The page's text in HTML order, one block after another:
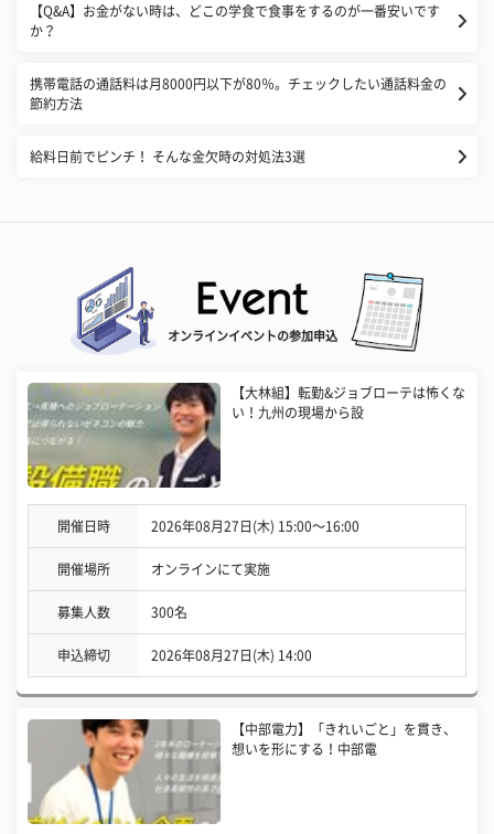
【Q&A】お金がない時は、どこの学食で食事をするのが一番安いです
か？
携帯電話の通話料は月8000円以下が80％。チェックしたい通話料金の
節約方法
給料日前でピンチ！ そんな金欠時の対処法3選
オンラインイベントの参加申込
【大林組】転勤&ジョブローテは怖くな
い！九州の現場から設
開催日時 2026年08月27日(木) 15:00〜16:00
開催場所 オンラインにて実施
募集人数 300名
申込締切 2026年08月27日(木) 14:00
【中部電力】「きれいごと」を貫き、
想いを形にする！中部電